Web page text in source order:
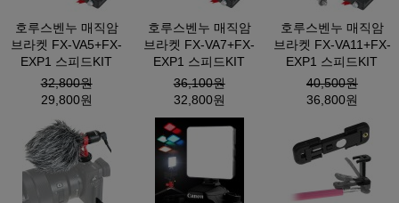
호루스벤누 매직암
브라켓 FX-VA5+FX-
EXP1 스피드KIT
32,800원
29,800원
호루스벤누 매직암
브라켓 FX-VA7+FX-
EXP1 스피드KIT
36,100원
32,800원
호루스벤누 매직암
브라켓 FX-VA11+FX-
EXP1 스피드KIT
40,500원
36,800원